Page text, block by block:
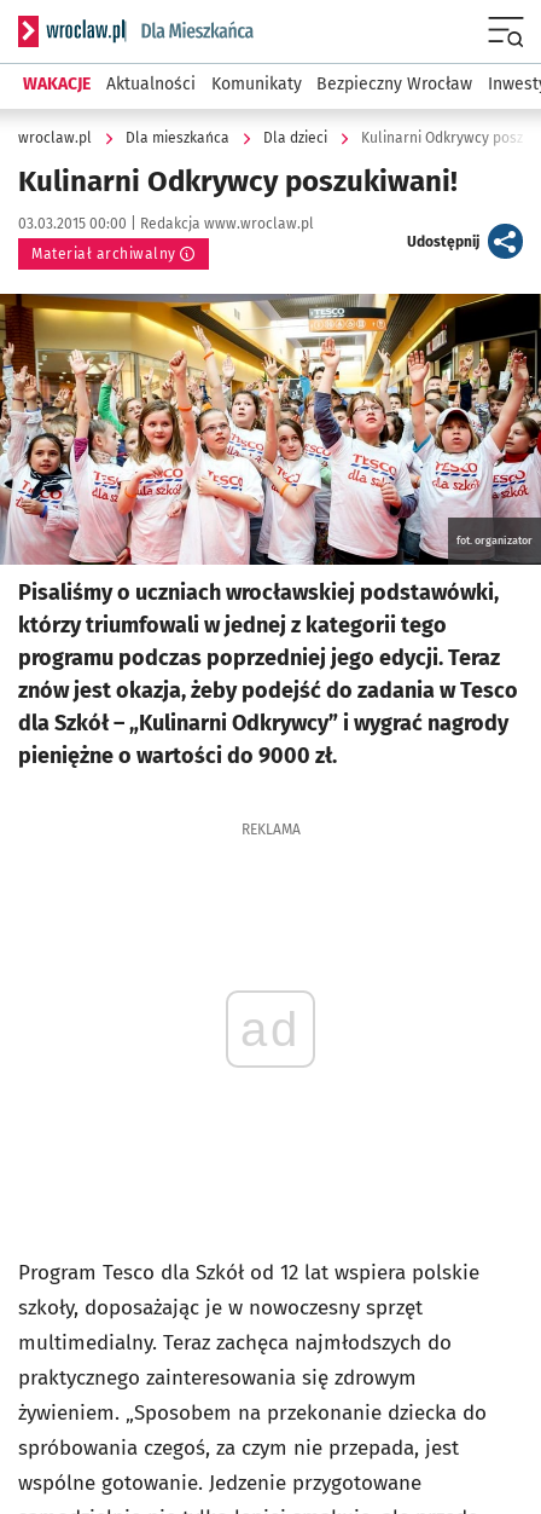
Serwis informacyjny wroclaw.pl podserwis: Dla mieszkańca
WAKACJE Aktualności Komunikaty Bezpieczny Wrocław
wroclaw.pl Dla mieszkańca Dla dzieci Kulinarni Odkrywcy
Kulinarni Odkrywcy poszukiwani!
Data publikacji:
03.03.2015 00:00 | Autor:
Redakcja www.wroclaw.pl
Materiał archiwalny
Udostępnijartykuł
Kliknij, aby powiększyć
fot. organizator
Pisaliśmy o uczniach wrocławskiej podstawówki,
którzy triumfowali w jednej z kategorii tego
programu podczas poprzedniej jego edycji. Teraz
znów jest okazja, żeby podejść do zadania w Tesco
dla Szkół – „Kulinarni Odkrywcy” i wygrać nagrody
pieniężne o wartości do 9000 zł.
REKLAMA
ad
Program Tesco dla Szkół od 12 lat wspiera polskie
szkoły, doposażając je w nowoczesny sprzęt
multimedialny. Teraz zachęca najmłodszych do
praktycznego zainteresowania się zdrowym
żywieniem. „Sposobem na przekonanie dziecka do
spróbowania czegoś, za czym nie przepada, jest
wspólne gotowanie. Jedzenie przygotowane